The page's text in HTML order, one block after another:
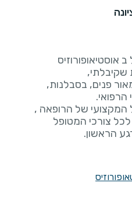
פנים, בסבלנות,
המקצועי של הרופאה ,
צורכי המטופל